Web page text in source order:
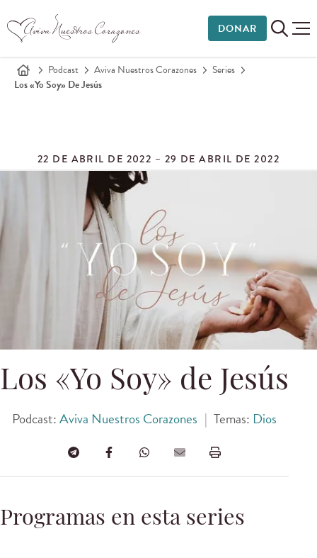
DONAR
Podcast Aviva Nuestros Corazones
Series
Los «Yo Soy» De Jesús
22 DE ABRIL DE 2022 – 29 DE ABRIL DE 2022
Los «Yo Soy» de Jesús
Podcast:Aviva Nuestros Corazones | Temas: Dios
Programas en esta series